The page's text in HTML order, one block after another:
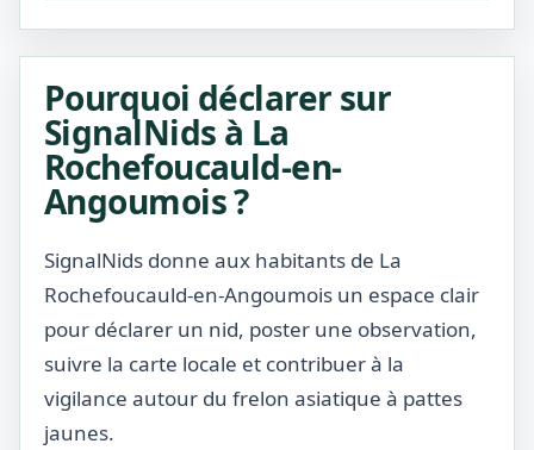
Pourquoi déclarer sur
SignalNids à La
Rochefoucauld-en-
Angoumois ?
SignalNids donne aux habitants de La
Rochefoucauld-en-Angoumois un espace clair
pour déclarer un nid, poster une observation,
suivre la carte locale et contribuer à la
vigilance autour du frelon asiatique à pattes
jaunes.